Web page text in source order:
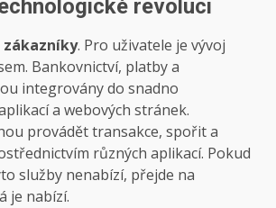
revoluci
. Pro uživatele je vývoj
Bankovnictví, platby a
integrovány do snadno
a webových stránek.
provádět transakce, spořit a
různých aplikací. Pokud
služby nenabízí, přejde na
je nabízí.